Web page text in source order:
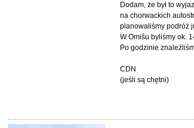
Dodam, że był to
na chorwackich
planowaliśmy podróż
W Omišu byliśmy ok.
Po godzinie
CDN
(jeśli są chętni)